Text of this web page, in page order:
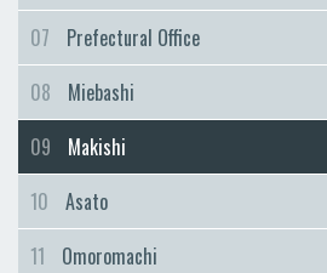
Naha City
Gibo
07
Prefectural Office
08
Miebashi
09
Makishi
10
Asato
11
Omoromachi